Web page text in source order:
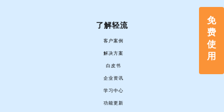
免
费
使
用
了解轻流
客户案例
解决方案
白皮书
企业资讯
学习中心
功能更新